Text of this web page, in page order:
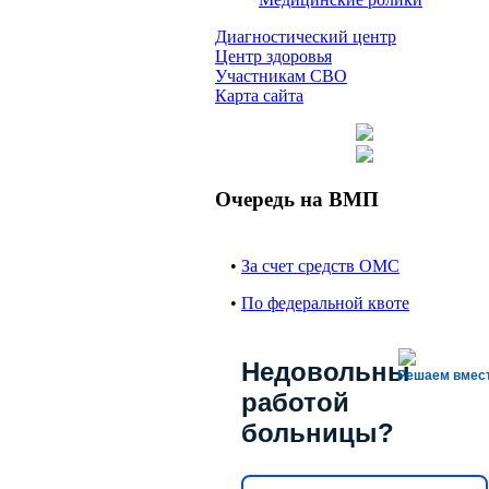
Диагностический центр
Центр здоровья
Участникам СВО
Карта сайта
Очередь на ВМП
• За счет средств ОМС
• По федеральной квоте
Решаем
Недовольны
работой
больницы?